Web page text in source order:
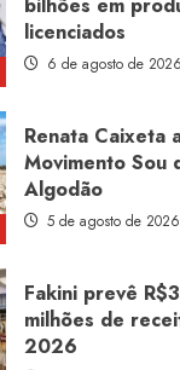
Movimento Sou
Algodão
Fakini prevê
milhões de
2026
Projeto testa
digital na moda